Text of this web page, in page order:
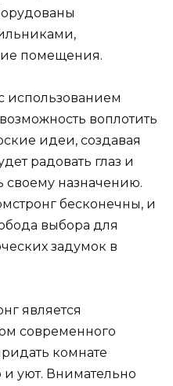
помещения.
использованием
воплотить
идеи, создавая
радовать глаз и
своему назначению.
бесконечны, и
выбора для
задумок в
является
современного
комнате
уют. Внимательно